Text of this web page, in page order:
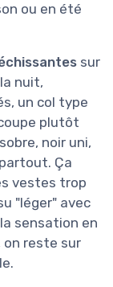
ou en été
sur
nuit,
un col type
plutôt
noir uni,
Ça
vestes trop
"léger" avec
sensation en
on reste sur